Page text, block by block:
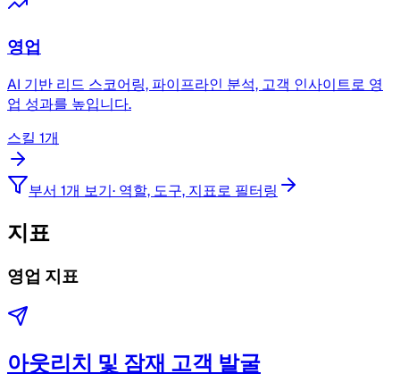
영업
AI 기반 리드 스코어링, 파이프라인 분석, 고객 인사이트로 영
업 성과를 높입니다.
스킬 1개
부서 1개 보기· 역할, 도구, 지표로 필터링
지표
영업 지표
아웃리치 및 잠재 고객 발굴